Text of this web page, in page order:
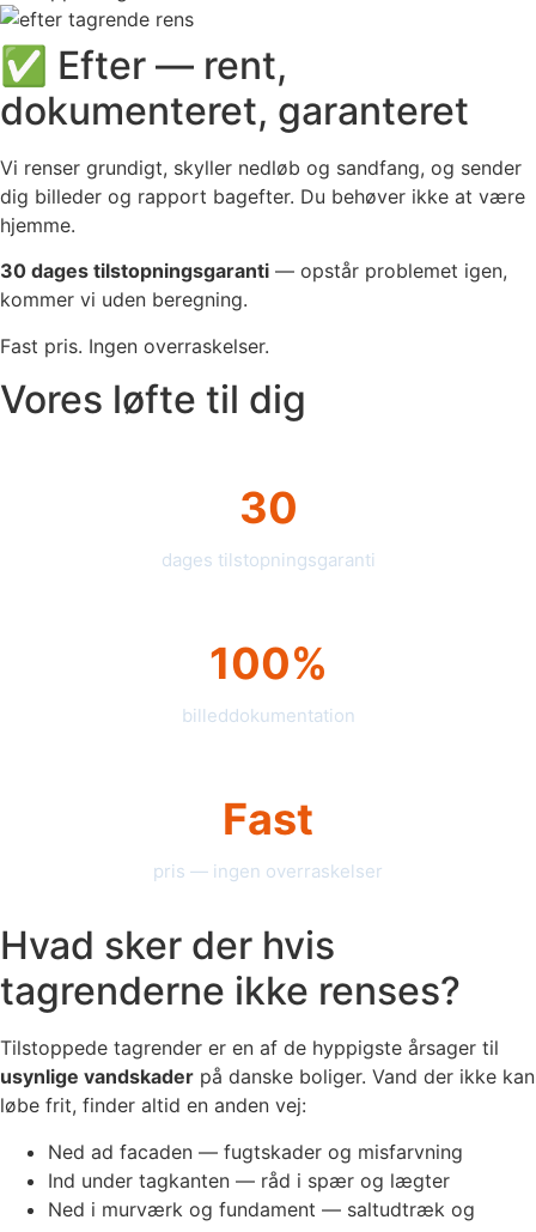
✅ Efter — rent,
dokumenteret, garanteret
Vi renser grundigt, skyller nedløb og sandfang, og sender
dig billeder og rapport bagefter. Du behøver ikke at være
hjemme.
30 dages tilstopningsgaranti — opstår problemet igen,
kommer vi uden beregning.
Fast pris. Ingen overraskelser.
Vores løfte til dig
30
dages tilstopningsgaranti
100%
billeddokumentation
Fast
pris — ingen overraskelser
Hvad sker der hvis
tagrenderne ikke renses?
Tilstoppede tagrender er en af de hyppigste årsager til
usynlige vandskader på danske boliger. Vand der ikke kan
løbe frit, finder altid en anden vej:
Ned ad facaden — fugtskader og misfarvning
Ind under tagkanten — råd i spær og lægter
Ned i murværk og fundament — saltudtræk og